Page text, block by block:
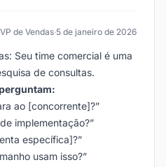
VP de Vendas·5 de janeiro de 2026
Seu time comercial é uma
de consultas.
ao [concorrente]?”
implementação?”
específica]?”
usam isso?”